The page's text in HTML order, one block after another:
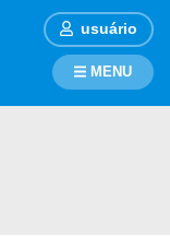
usuário
MENU